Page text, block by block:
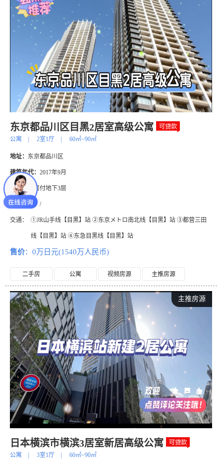
东京都品川区目黑2居室高级公寓
公寓 | 2室1厅 | 60㎡~90㎡
地址： 东京都品川区
建筑年代： 2017年9月
楼层： 40层付地下3层
土地面积： /
交通： ①JR山手线【目黑】站 ②东京メトロ南北线【目黑】站 ③都营三田
线【目黑】站 ④东急目黑线【目黑】站
售价：0万日元(1540万人民币)
二手房 公寓 视频房源 主推房源
主推房源
日本横滨市横滨3居室新居高级公寓
公寓 | 3室1厅 | 60㎡~90㎡